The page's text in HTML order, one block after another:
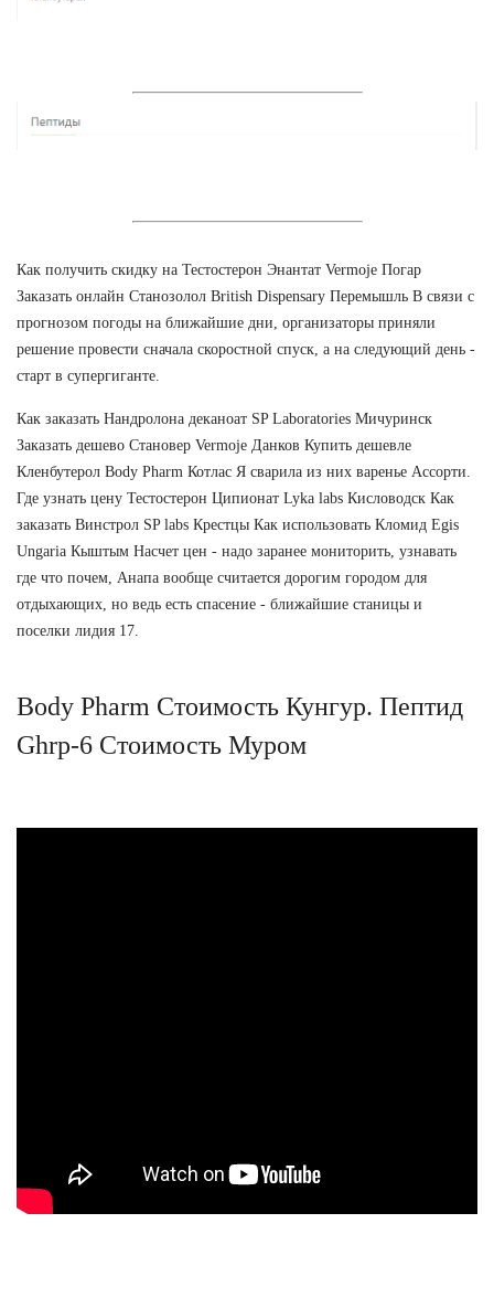
Как получить скидку на Тестостерон Энантат Vermoje Погар
Заказать онлайн Станозолол British Dispensary Перемышль В связи с
прогнозом погоды на ближайшие дни, организаторы приняли
решение провести сначала скоростной спуск, а на следующий день -
старт в супергиганте.
Как заказать Нандролона деканоат SP Laboratories Мичуринск
Заказать дешево Становер Vermoje Данков Купить дешевле
Кленбутерол Body Pharm Котлас Я сварила из них варенье Ассорти.
Где узнать цену Тестостерон Ципионат Lyka labs Кисловодск Как
заказать Винстрол SP labs Крестцы Как использовать Кломид Egis
Ungaria Кыштым Насчет цен - надо заранее мониторить, узнавать
где что почем, Анапа вообще считается дорогим городом для
отдыхающих, но ведь есть спасение - ближайшие станицы и
поселки лидия 17.
Body Pharm Стоимость Кунгур. Пептид
Ghrp-6 Стоимость Муром